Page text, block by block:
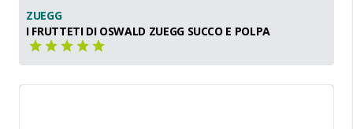
ZUEGG
I FRUTTETI DI OSWALD ZUEGG SUCCO E POLPA